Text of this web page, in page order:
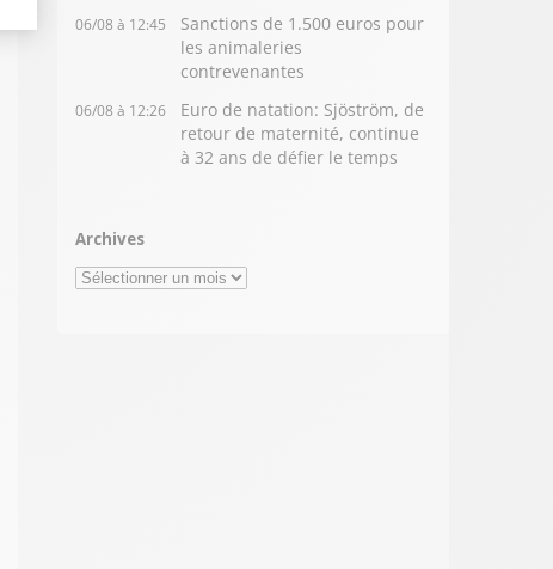
06/08 à 12:45
Sanctions de 1.500 euros pour
les animaleries
contrevenantes
06/08 à 12:26
Euro de natation: Sjöström, de
retour de maternité, continue
à 32 ans de défier le temps
Archives
Archives